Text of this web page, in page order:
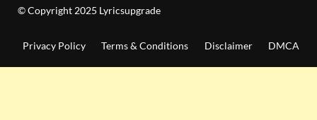
© Copyright 2025 Lyricsupgrade
Privacy Policy Terms & Conditions Disclaimer DMCA